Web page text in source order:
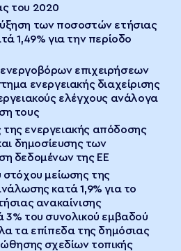
του 2020
των ποσοστών ετήσιας
1,49% για την περίοδο
επιχειρήσεων
ενεργειακής διαχείρισης
ελέγχους ανάλογα
τους
ενεργειακής απόδοσης
δημοσίευσης των
δεδομένων της ΕΕ
στόχου μείωσης της
κατά 1,9% για το
ανακαίνισης
3% του συνολικού εμβαδού
τα επίπεδα της δημόσιας
σχεδίων τοπικής